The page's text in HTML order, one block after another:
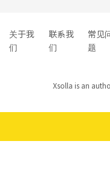
关于我
们
联系我
们
常见
题
Xsolla is an